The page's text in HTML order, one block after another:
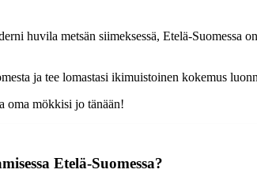
huvila metsän siimeksessä, Etelä-
ja tee lomastasi ikimuistoinen kokemus
oma mökkisi jo tänään!
Etelä-Suomessa?